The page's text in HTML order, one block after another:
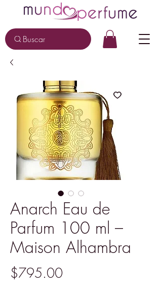
Buscar
Anarch Eau de
Parfum 100 ml –
Maison Alhambra
$795.00Precio